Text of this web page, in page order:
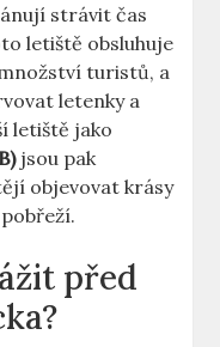
strávit čas
letiště obsluhuje
turistů, a
letenky a
letiště jako
jsou pak
objevovat krásy
před